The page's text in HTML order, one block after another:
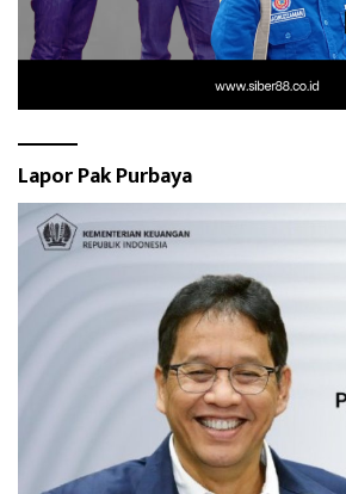
Lapor Pak Purbaya